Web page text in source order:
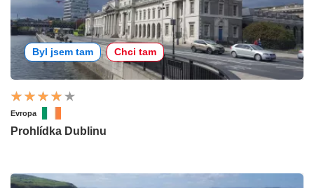
Byl jsem tam Chci tam
Evropa
Prohlídka Dublinu